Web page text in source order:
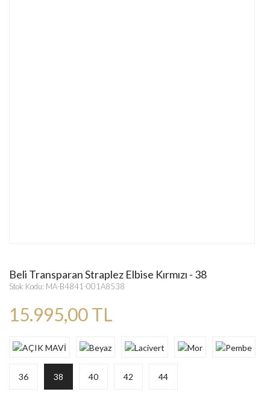
Beli Transparan Straplez Elbise Kırmızı - 38
Stok Kodu: MA-B4841-001A8538
15.995,00 TL
36 38 40 42 44